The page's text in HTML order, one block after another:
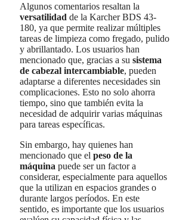
Algunos comentarios resaltan la
versatilidad de la Karcher BDS 43-
180, ya que permite realizar múltiples
tareas de limpieza como fregado, pulido
y abrillantado. Los usuarios han
mencionado que, gracias a su sistema
de cabezal intercambiable, pueden
adaptarse a diferentes necesidades sin
complicaciones. Esto no solo ahorra
tiempo, sino que también evita la
necesidad de adquirir varias máquinas
para tareas específicas.
Sin embargo, hay quienes han
mencionado que el peso de la
máquina puede ser un factor a
considerar, especialmente para aquellos
que la utilizan en espacios grandes o
durante largos períodos. En este
sentido, es importante que los usuarios